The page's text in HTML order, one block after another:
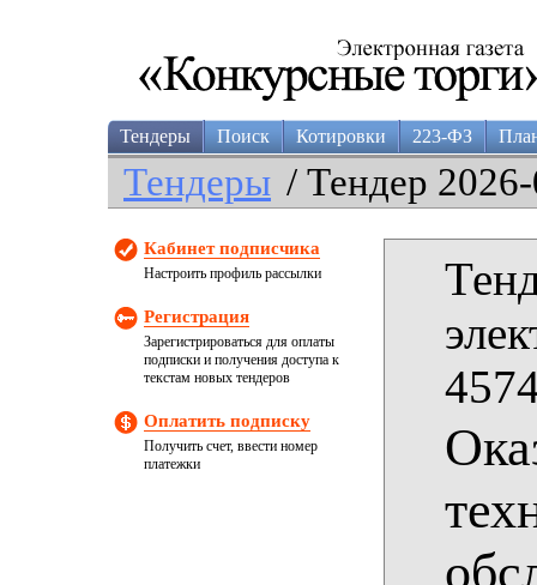
Тендеры Поиск Котировки 223-ФЗ
Тендеры / Тендер
Кабинет подписчика
Настроить профиль рассылки
Регистрация
Зарегистрироваться для оплаты
подписки и получения доступа к
текстам новых тендеров
Оплатить подписку
Получить счет, ввести номер
платежки